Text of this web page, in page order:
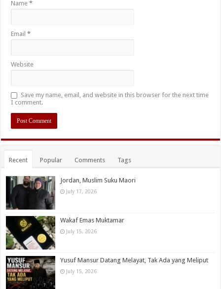
Name*
Email*
Website
Save my name, email, and website in this browser for the next time
I comment.
Recent Popular Comments Tags
Jordan, Muslim Suku Maori
July 17, 2026
Wakaf Emas Muktamar
July 15, 2026
Yusuf Mansur Datang Melayat, Tak Ada yang Meliput
July 15, 2026